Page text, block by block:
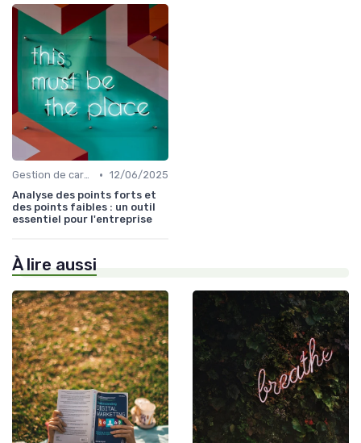
Gestion de carrière • 12/06/2025
Analyse des points forts et
des points faibles : un outil
essentiel pour l'entreprise
À lire aussi